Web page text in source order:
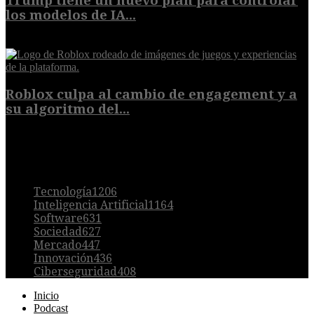
los modelos de IA...
Roblox culpa al cambio de engagement y a
su algoritmo del...
Tecnología1206
Inteligencia Artificial1164
Software631
Sociedad627
Mercado447
Innovación436
Ciberseguridad408
Inicio
Podcast